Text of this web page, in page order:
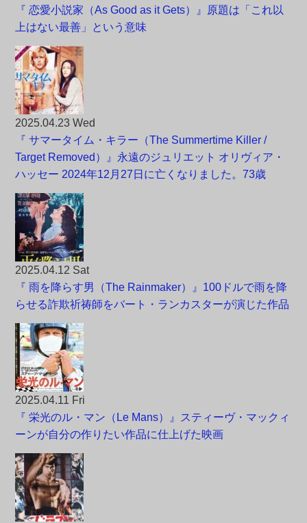
『 恋愛小説家（As Good as it Gets）』原題は「これ以
上はない最善」という意味
2025.04.23 Wed
『 サマータイム・キラー（The Summertime Killer /
Target Removed）』永遠のジュリエット オリヴィア・
ハッセー 2024年12月27日に亡くなりました。73歳
2025.04.12 Sat
『 雨を降らす男（The Rainmaker）』100ドルで雨を降
らせる詐欺祈祷師をバート・ランカスターが演じた作品
2025.04.11 Fri
『 栄光のル・マン（Le Mans）』スティーヴ・マックィ
ーンが自分の作りたい作品に仕上げた映画